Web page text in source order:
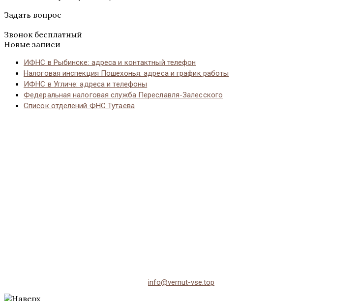
Задать вопрос
Звонок бесплатный
Новые записи
ИФНС в Рыбинске: адреса и контактный телефон
Налоговая инспекция Пошехонья: адреса и график работы
ИФНС в Угличе: адреса и телефоны
Федеральная налоговая служба Переславля-Залесского
Список отделений ФНС Тутаева
info@vernut-vse.top